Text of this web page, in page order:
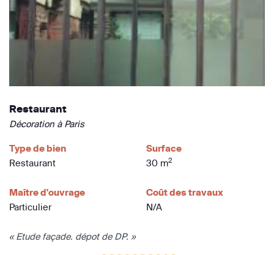
Restaurant
Décoration à Paris
Type de bien
Restaurant
Surface
30 m2
Maître d'ouvrage
Particulier
Coût des travaux
N/A
« Etude façade. dépot de DP. »